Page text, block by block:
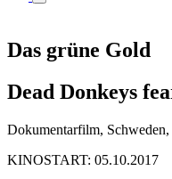
Das grüne Gold
Dead Donkeys
Dokumentarfilm,
KINOSTART: 05.10.2017